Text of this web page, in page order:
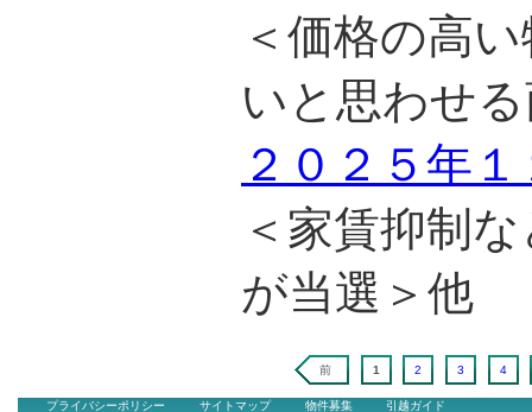
＜価格の高
いと思わせ
２０２５年
＜家賃抑制
が当選＞他
前 1 2 3 4
プライバシーポリシー サイトマップ 物件募集 引越ガイド